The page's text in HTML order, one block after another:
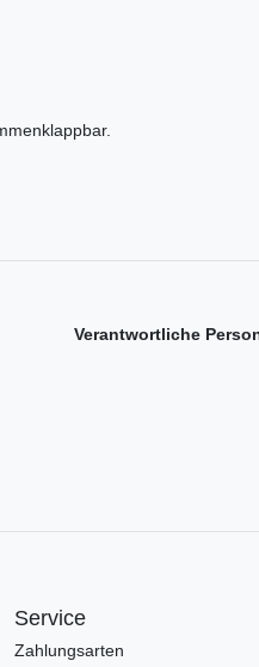
Verantwortliche
Service
Zahlungsarten